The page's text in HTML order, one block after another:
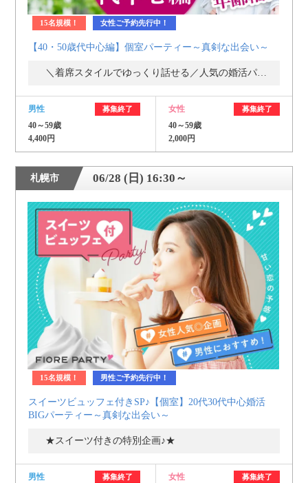
15名規模！ 女性ご予約先行中！
【40・50歳代中心編】個室パーティー～真剣な出会い～
男性 募集終了
40～59歳
4,400円
女性 募集終了
40～59歳
2,000円
札幌市 06/28 (日) 16:30～
15名規模！ 男性ご予約先行中！
スイーツビュッフェ付きSP♪【個室】20代30代中心婚活
BIGパーティー～真剣な出会い～
★スイーツ付きの特別企画♪★
男性 募集終了 女性 募集終了